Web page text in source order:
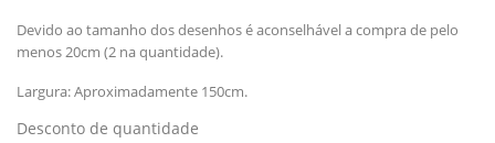
Devido ao tamanho dos desenhos é aconselhável a compra de pelo
menos 20cm (2 na quantidade).
Largura: Aproximadamente 150cm.
Desconto de quantidade